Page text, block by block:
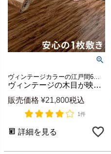
ヴィンテージカラーの江戸間6畳ウッドカーペット 新生活
ヴィンテージの木目が映えるウッドカーペット GA-60 江戸間6畳用 約260×350cm (低ホルマリン・1梱包) [ga-60-e60-vintage]
販売価格 ¥21,800税込
1件
詳細を見る